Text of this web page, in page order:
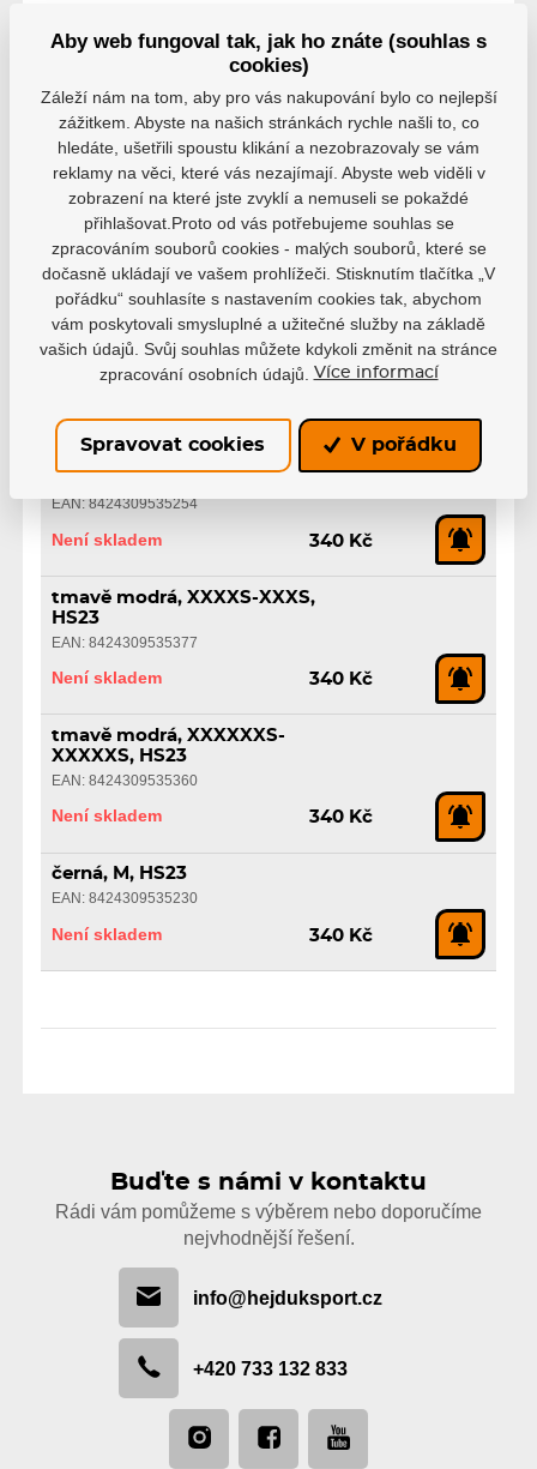
Výrobce Joma
Barva Černá Tmavě modrá
Velikost
XXXXXXS-XXXXXS
XXXXS-XXXS
M XL
Varianty
EAN: 8424309535254
Není skladem 340 Kč
tmavě modrá, XXXXS-XXXS,
HS23
EAN: 8424309535377
Není skladem 340 Kč
tmavě modrá, XXXXXXS-
XXXXXS, HS23
EAN: 8424309535360
Není skladem 340 Kč
černá, M, HS23
EAN: 8424309535230
Není skladem 340 Kč
Buďte s námi v kontaktu
Rádi vám pomůžeme s výběrem nebo doporučíme
nejvhodnější řešení.
info@hejduksport.cz
+420 733 132 833
Aby web fungoval tak, jak ho znáte (souhlas s
cookies)
Záleží nám na tom, aby pro vás nakupování bylo co nejlepší
zážitkem. Abyste na našich stránkách rychle našli to, co
hledáte, ušetřili spoustu klikání a nezobrazovaly se vám
reklamy na věci, které vás nezajímají. Abyste web viděli v
zobrazení na které jste zvyklí a nemuseli se pokaždé
přihlašovat.Proto od vás potřebujeme souhlas se
zpracováním souborů cookies - malých souborů, které se
dočasně ukládají ve vašem prohlížeči. Stisknutím tlačítka „V
pořádku“ souhlasíte s nastavením cookies tak, abychom
vám poskytovali smysluplné a užitečné služby na základě
vašich údajů. Svůj souhlas můžete kdykoli změnit na stránce
zpracování osobních údajů.
Více informací
Spravovat cookies V pořádku